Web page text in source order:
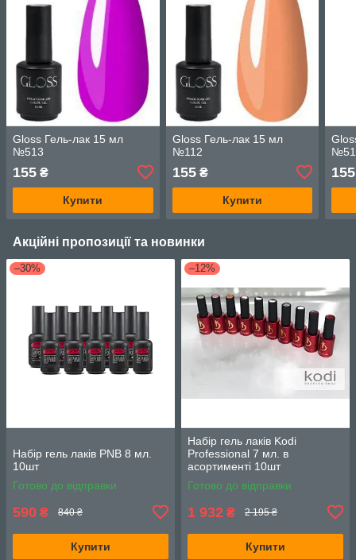
Gloss Гель-лак 15 мл
№513
155 ₴
Купити
Gloss Гель-лак 15 мл
№112
155₴
Купити
155
Акційні пропозиції та новинки
–30%
Набір гель лаків PNB 8 мл.
10шт
Готово до відправки
590 ₴ 840 ₴
Купити
–12%
Набір гель лаків Kodi
Professional 7 мл. в
асортименті 10шт
Готово до відправки
1 932 ₴ 2 195 ₴
Купити